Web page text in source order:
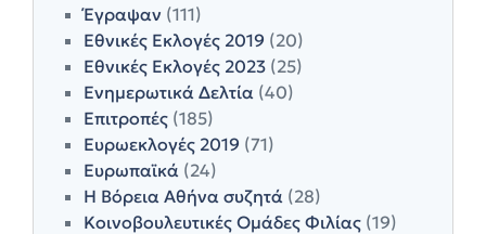
Έγραψαν (111)
Εθνικές Εκλογές 2019 (20)
Εθνικές Εκλογές 2023 (25)
Ενημερωτικά Δελτία (40)
Επιτροπές (185)
Ευρωεκλογές 2019 (71)
Ευρωπαϊκά (24)
Η Βόρεια Αθήνα συζητά (28)
Κοινοβουλευτικές Ομάδες Φιλίας (19)